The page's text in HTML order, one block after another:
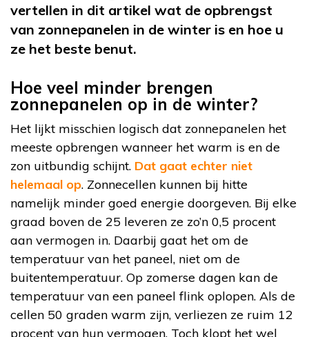
vertellen in dit artikel wat de opbrengst
van zonnepanelen in de winter is en hoe u
ze het beste benut.
Hoe veel minder brengen
zonnepanelen op in de winter?
Het lijkt misschien logisch dat zonnepanelen het
meeste opbrengen wanneer het warm is en de
zon uitbundig schijnt. Dat gaat echter niet
helemaal op. Zonnecellen kunnen bij hitte
namelijk minder goed energie doorgeven. Bij elke
graad boven de 25 leveren ze zo’n 0,5 procent
aan vermogen in. Daarbij gaat het om de
temperatuur van het paneel, niet om de
buitentemperatuur. Op zomerse dagen kan de
temperatuur van een paneel flink oplopen. Als de
cellen 50 graden warm zijn, verliezen ze ruim 12
procent van hun vermogen. Toch klopt het wel